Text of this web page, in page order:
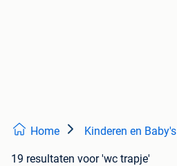
Home Kinderen en Baby's
19 resultaten voor 'wc trapje'